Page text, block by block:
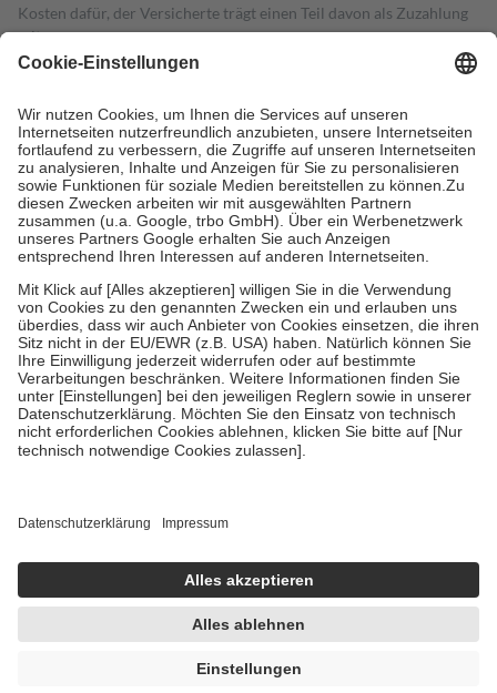
Kosten dafür, der Versicherte trägt einen Teil davon als Zuzahlung
mit.
Grundsätzlich leisten Mitglieder Zuzahlungen in Höhe von zehn
höchstens zehn Euro.
Es sind jedoch nie mehr als die tatsächlichen
Kosten der Leistung zu entrichten.
Diese Regeln gelten grundsätzlich auch für Online-Apotheken.
Bei Heilmitteln und häuslicher Krankenpflege beträgt die
Zuzahlung zehn Prozent der Kosten sowie zehn Euro je
Verordnung.
Um das Engagement der Versicherten für ihre eigene Gesundheit zu
stärken und die besondere Stellung der Familie zu unterstützen,
fallenkeine Zuzahlungenan bei:
• Kindern und Jugendlichen bis zum vollendeten 18. Lebensjahr
mit Ausnahme der Fahrkosten
• Untersuchungen zur Vorsorge und Früherkennung, die von der
GKV getragen werden
• empfohlenen Schutzimpfungen
• Harn- und Blutteststreifen
getroffen, um sicherzustellen, dass es sich um echte Bewertungen
https://help.etrusted.com/hc/de/articles/4419944605341
Einige Bilder und Inhalte wurden unter Zuhilfenahme künstlicher